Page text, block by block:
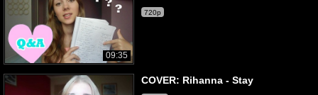
09:35
720p
COVER: Rihanna - Stay